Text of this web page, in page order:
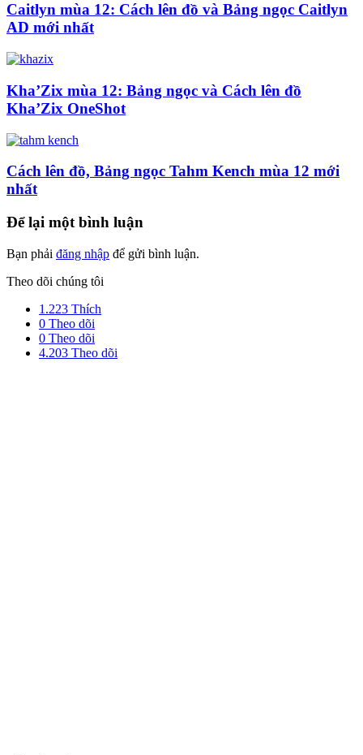
Caitlyn mùa 12: Cách lên đồ và Bảng ngọc Caitlyn
AD mới nhất
Kha’Zix mùa 12: Bảng ngọc và Cách lên đồ
Kha’Zix OneShot
Cách lên đồ, Bảng ngọc Tahm Kench mùa 12 mới
nhất
Để lại một bình luận
Bạn phải đăng nhập để gửi bình luận.
Theo dõi chúng tôi
1.223 Thích
0 Theo dõi
0 Theo dõi
4.203 Theo dõi